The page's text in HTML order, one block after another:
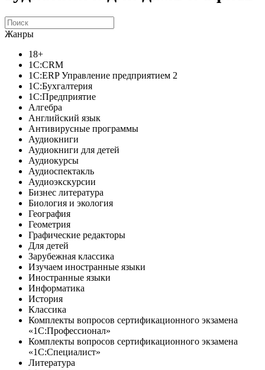
Жанры
18+
1C:CRM
1С:ERP Управление предприятием 2
1С:Бухгалтерия
1С:Предприятие
Алгебра
Английский язык
Антивирусные программы
Аудиокниги
Аудиокниги для детей
Аудиокурсы
Аудиоспектакль
Аудиоэкскурсии
Бизнес литература
Биология и экология
География
Геометрия
Графические редакторы
Для детей
Зарубежная классика
Изучаем иностранные языки
Иностранные языки
Информатика
История
Классика
Комплекты вопросов сертификационного экзамена
«1С:Профессионал»
Комплекты вопросов сертификационного экзамена
«1С:Специалист»
Литература